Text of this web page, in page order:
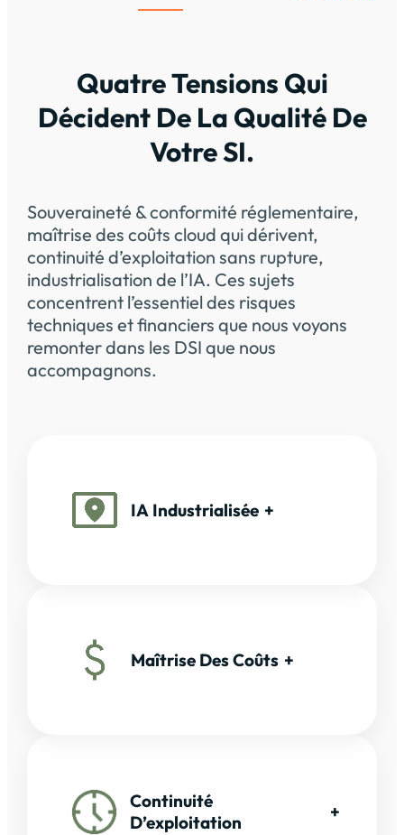
Quatre Tensions Qui
Décident De La Qualité De
Votre SI.
Souveraineté & conformité réglementaire,
maîtrise des coûts cloud qui dérivent,
continuité d’exploitation sans rupture,
industrialisation de l’IA. Ces sujets
concentrent l’essentiel des risques
techniques et financiers que nous voyons
remonter dans les DSI que nous
accompagnons.
Continuité
D’exploitation
+
Maîtrise Des Coûts +
IA Industrialisée +